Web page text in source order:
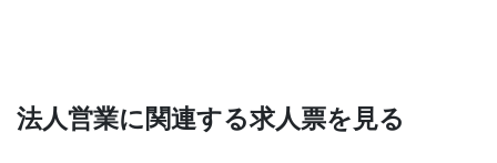
法人営業に関連する求人票を見る